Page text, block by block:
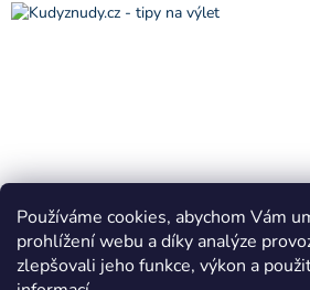
Používáme cookies, abychom Vám
prohlížení webu a díky analýze
zlepšovali jeho funkce, výkon a